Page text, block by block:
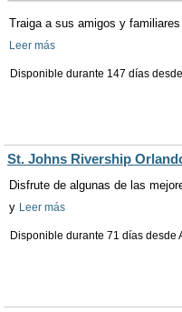
Traiga a sus amigos y
Leer más
Disponible durante 147 días desde
St. Johns Rivership
Disfrute de algunas de las
y Leer más
Disponible durante 71 días desde